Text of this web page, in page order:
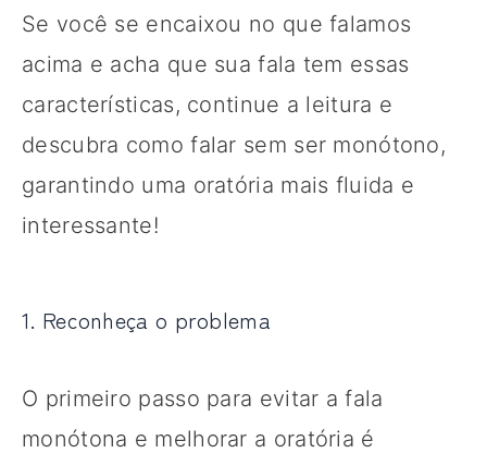
Se você se encaixou no que falamos
acima e acha que sua fala tem essas
características, continue a leitura e
descubra como falar sem ser monótono,
garantindo uma oratória mais fluida e
interessante!
1. Reconheça o problema
O primeiro passo para evitar a fala
monótona e melhorar a oratória é